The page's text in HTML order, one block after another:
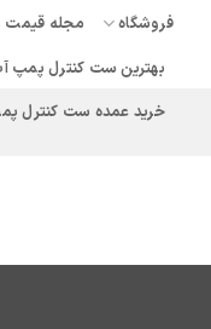
فروشگاه مجله قیمت
بهترین ست کنترل پمپ
خرید عمده ست کنترل